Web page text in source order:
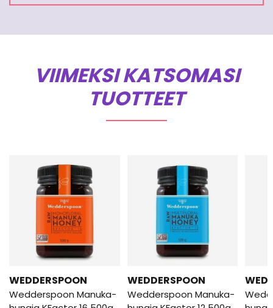
VIIMEKSI KATSOMASI
TUOTTEET
WEDDERSPOON
Wedderspoon Manuka-
WEDDERSPOON
Wedderspoon Manuka-